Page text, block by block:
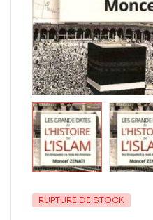
RUPTURE DE STOCK